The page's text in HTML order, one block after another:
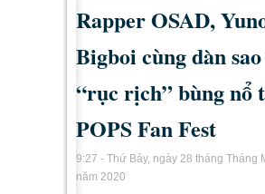
Rapper OSAD,
Bigboi cùng dàn
“rục rịch” bùng nổ
POPS Fan Fest
9:27 - Thứ Bảy, ngày 28 tháng Tháng
năm 2020